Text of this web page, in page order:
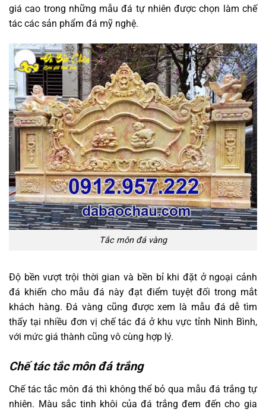
giá cao trong những mẫu đá tự nhiên được chọn làm chế
tác các sản phẩm đá mỹ nghệ.
Tắc môn đá vàng
Độ bền vượt trội thời gian và bền bỉ khi đặt ở ngoại cảnh
đá khiến cho mẫu đá này đạt điểm tuyệt đối trong mắt
khách hàng. Đá vàng cũng được xem là mẫu đá dễ tìm
thấy tại nhiều đơn vị chế tác đá ở khu vực tỉnh Ninh Bình,
với mức giá thành cũng vô cùng hợp lý.
Chế tác tắc môn đá trắng
Chế tác tắc môn đá thì không thể bỏ qua mẫu đá trắng tự
nhiên. Màu sắc tinh khôi của đá trắng đem đến cho gia